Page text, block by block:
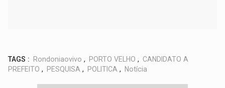
TAGS : Rondoniaovivo , PORTO VELHO , CANDIDATO A
PREFEITO , PESQUISA , POLITICA , Notícia